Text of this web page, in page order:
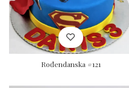
Rođendanska #121